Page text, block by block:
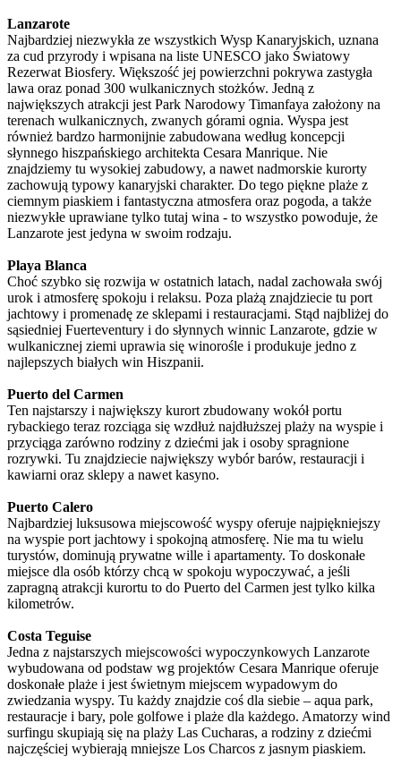
Lanzarote
Najbardziej niezwykła ze wszystkich Wysp Kanaryjskich, uznana
za cud przyrody i wpisana na liste UNESCO jako Światowy
Rezerwat Biosfery. Większość jej powierzchni pokrywa zastygła
lawa oraz ponad 300 wulkanicznych stożków. Jedną z
największych atrakcji jest Park Narodowy Timanfaya założony na
terenach wulkanicznych, zwanych górami ognia. Wyspa jest
również bardzo harmonijnie zabudowana według koncepcji
słynnego hiszpańskiego architekta Cesara Manrique. Nie
znajdziemy tu wysokiej zabudowy, a nawet nadmorskie kurorty
zachowują typowy kanaryjski charakter. Do tego piękne plaże z
ciemnym piaskiem i fantastyczna atmosfera oraz pogoda, a także
niezwykłe uprawiane tylko tutaj wina - to wszystko powoduje, że
Lanzarote jest jedyna w swoim rodzaju.
Playa Blanca
Choć szybko się rozwija w ostatnich latach, nadal zachowała swój
urok i atmosferę spokoju i relaksu. Poza plażą znajdziecie tu port
jachtowy i promenadę ze sklepami i restauracjami. Stąd najbliżej do
sąsiedniej Fuerteventury i do słynnych winnic Lanzarote, gdzie w
wulkanicznej ziemi uprawia się winorośle i produkuje jedno z
najlepszych białych win Hiszpanii.
Puerto del Carmen
Ten najstarszy i największy kurort zbudowany wokół portu
rybackiego teraz rozciąga się wzdłuż najdłuższej plaży na wyspie i
przyciąga zarówno rodziny z dziećmi jak i osoby spragnione
rozrywki. Tu znajdziecie największy wybór barów, restauracji i
kawiarni oraz sklepy a nawet kasyno.
Puerto Calero
Najbardziej luksusowa miejscowość wyspy oferuje najpiękniejszy
na wyspie port jachtowy i spokojną atmosferę. Nie ma tu wielu
turystów, dominują prywatne wille i apartamenty. To doskonałe
miejsce dla osób którzy chcą w spokoju wypoczywać, a jeśli
zapragną atrakcji kurortu to do Puerto del Carmen jest tylko kilka
kilometrów.
Costa Teguise
Jedna z najstarszych miejscowości wypoczynkowych Lanzarote
wybudowana od podstaw wg projektów Cesara Manrique oferuje
doskonałe plaże i jest świetnym miejscem wypadowym do
zwiedzania wyspy. Tu każdy znajdzie coś dla siebie – aqua park,
restauracje i bary, pole golfowe i plaże dla każdego. Amatorzy wind
surfingu skupiają się na plaży Las Cucharas, a rodziny z dziećmi
najczęściej wybierają mniejsze Los Charcos z jasnym piaskiem.